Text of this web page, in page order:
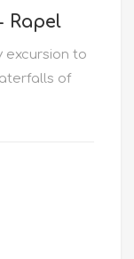
Rapel
excursion to
of